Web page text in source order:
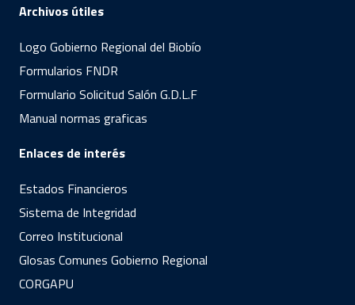
Archivos útiles
Logo Gobierno Regional del Biobío
Formularios FNDR
Formulario Solicitud Salón G.D.L.F
Manual normas graficas
Enlaces de interés
Estados Financieros
Sistema de Integridad
Correo Institucional
Glosas Comunes Gobierno Regional
CORGAPU